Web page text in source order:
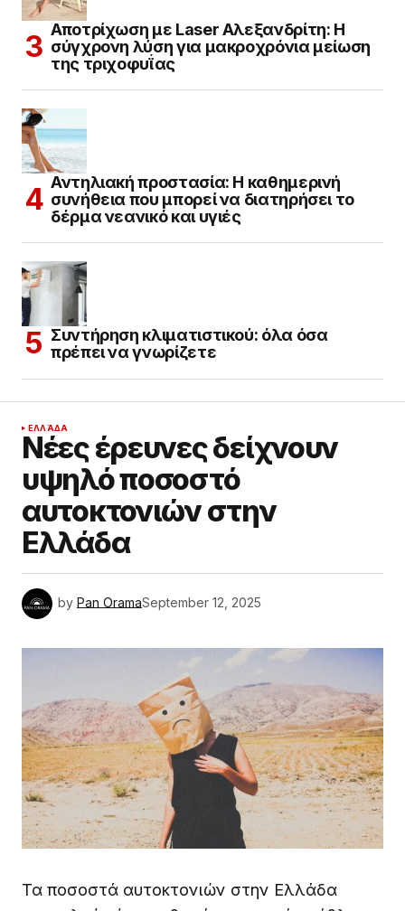
Αποτρίχωση με Laser Αλεξανδρίτη: Η
σύγχρονη λύση για μακροχρόνια μείωση
της τριχοφυΐας
Αντηλιακή προστασία: Η καθημερινή
συνήθεια που μπορεί να διατηρήσει το
δέρμα νεανικό και υγιές
Συντήρηση κλιματιστικού: όλα όσα
πρέπει να γνωρίζετε
ΕΛΛΆΔΑ
Νέες έρευνες δείχνουν
υψηλό ποσοστό
αυτοκτονιών στην
Ελλάδα
by Pan OramaSeptember 12, 2025
Τα ποσοστά αυτοκτονιών στην Ελλάδα